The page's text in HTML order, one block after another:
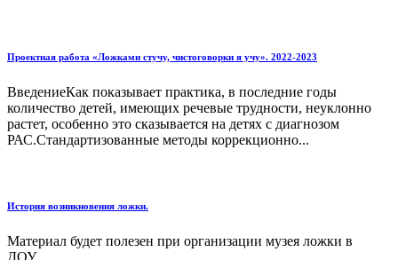
Проектная работа «Ложками стучу, чистоговорки я учу». 2022-2023
ВведениеКак показывает практика, в последние годы
количество детей, имеющих речевые трудности, неуклонно
растет, особенно это сказывается на детях с диагнозом
РАС.Стандартизованные методы коррекционно...
История возникновения ложки.
Материал будет полезен при организации музея ложки в